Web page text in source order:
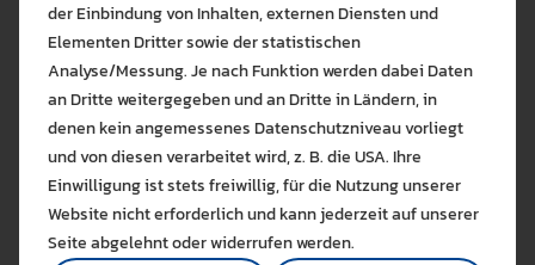
Hochstadt, C., Schweigkofler Kuhn, A. (Hrsg.). (2025).
Dialekt in der Lehre. Sprachdidaktische und
varietätenlinguistische Perspektiven.Tübingen, Narr.
Kostenloses eBook.
ISBN:978-3-381-10902-9
der Einbindung von Inhalten, externen Diensten und
Elementen Dritter sowie der statistischen
Analyse/Messung. Je nach Funktion werden dabei Daten
an Dritte weitergegeben und an Dritte in Ländern, in
denen kein angemessenes Datenschutzniveau vorliegt
und von diesen verarbeitet wird, z. B. die USA. Ihre
Einwilligung ist stets freiwillig, für die Nutzung unserer
Website nicht erforderlich und kann jederzeit auf unserer
Seite abgelehnt oder widerrufen werden.
Bitte wählen Sie
Die auf der Website verwendeten
Lernen Sie mehr
Alle erlauben